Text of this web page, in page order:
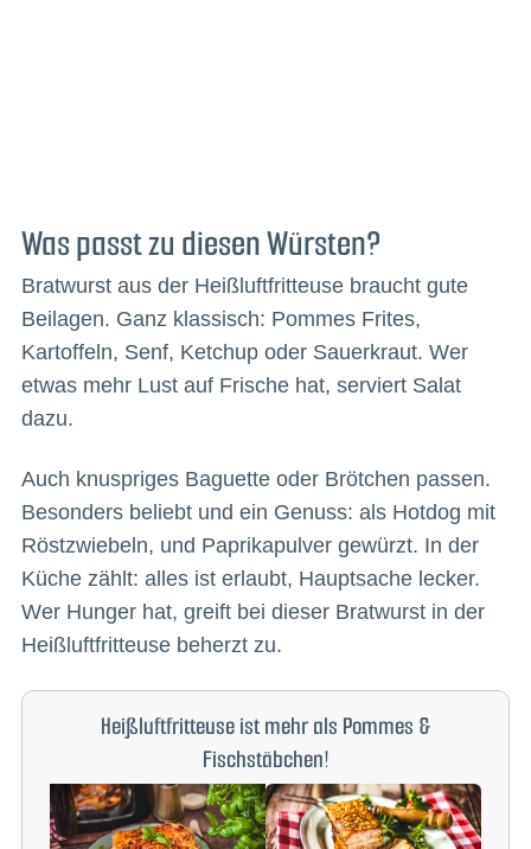
Was passt zu diesen Würsten?
Bratwurst aus der Heißluftfritteuse braucht gute
Beilagen. Ganz klassisch: Pommes Frites,
Kartoffeln, Senf, Ketchup oder Sauerkraut. Wer
etwas mehr Lust auf Frische hat, serviert Salat
dazu.
Auch knuspriges Baguette oder Brötchen passen.
Besonders beliebt und ein Genuss: als Hotdog mit
Röstzwiebeln, und Paprikapulver gewürzt. In der
Küche zählt: alles ist erlaubt, Hauptsache lecker.
Wer Hunger hat, greift bei dieser Bratwurst in der
Heißluftfritteuse beherzt zu.
Heißluftfritteuse ist mehr als Pommes &
Fischstäbchen!